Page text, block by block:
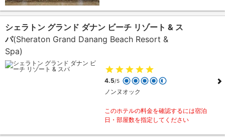
シェラトン グランド ダナン ビーチ リゾート & ス
パ(Sheraton Grand Danang Beach Resort &
Spa)
4.5/5
ノンヌオック
このホテルの料金を確認するには宿泊
日・部屋数を指定してください